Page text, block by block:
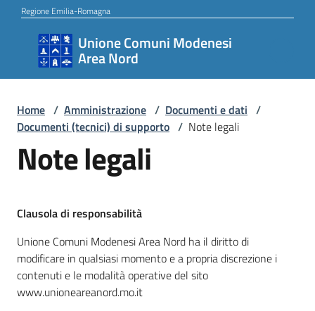
Vai al contenuto
Vai alla navigazione
Vai al footer
Regione Emilia-Romagna
Unione Comuni Modenesi
Area Nord
Unione
Comuni
Area
Nord
Novità
Home / Amministrazione / Documenti e dati /
Documenti (tecnici) di supporto / Note legali
Note legali
Clausola di responsabilità
Unione Comuni Modenesi Area Nord ha il diritto di
modificare in qualsiasi momento e a propria discrezione i
contenuti e le modalità operative del sito
www.unioneareanord.mo.it